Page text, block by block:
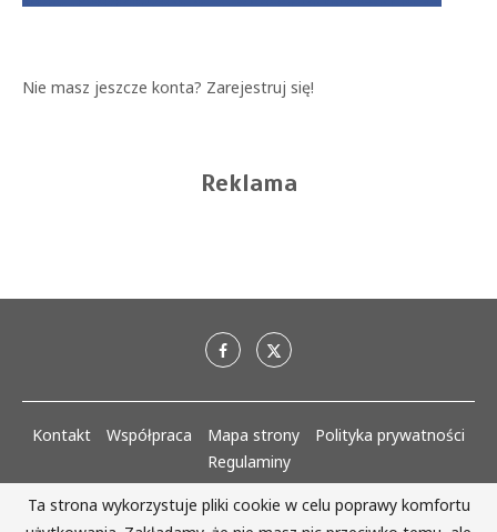
Nie masz jeszcze konta? Zarejestruj się!
Reklama
Kontakt Współpraca Mapa strony
Polityka prywatności
Regulaminy
AlejaKobiet.pl @2020 - 2023 Wszystkie prawa zastrzeżone. | Realizacja:
Ta strona wykorzystuje pliki cookie w celu poprawy komfortu